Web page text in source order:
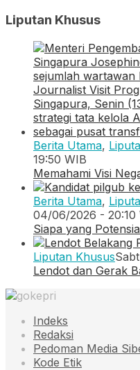
Liputan Khusus
Berita Utama,
19:50 WIB
Memahami Visi
Berita Utama,
04/06/2026 - 20:10
Siapa yang
Liputan Khusus
Lendot dan Gerak
Indeks
Redaksi
Pedoman Media
Kode Etik